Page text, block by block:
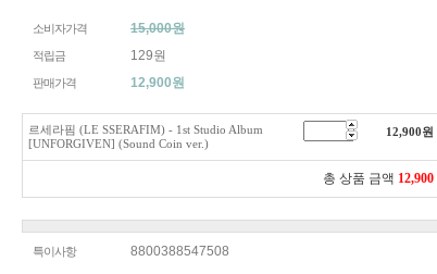
소비자가격 15,000원
적립금 129원
판매가격 12,900원
르세라핌 (LE SSERAFIM) - 1st Studio Album
[UNFORGIVEN] (Sound Coin ver.)
12,900원
총 상품 금액 12,900
특이사항 8800388547508